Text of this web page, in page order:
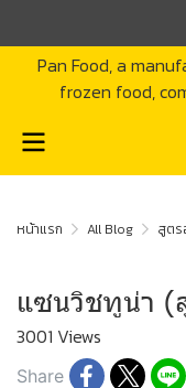
Pan Food, a
frozen food,
หน้าแรก All Blog สูตร
แซนวิชทูน่า (
3001 Views
Share